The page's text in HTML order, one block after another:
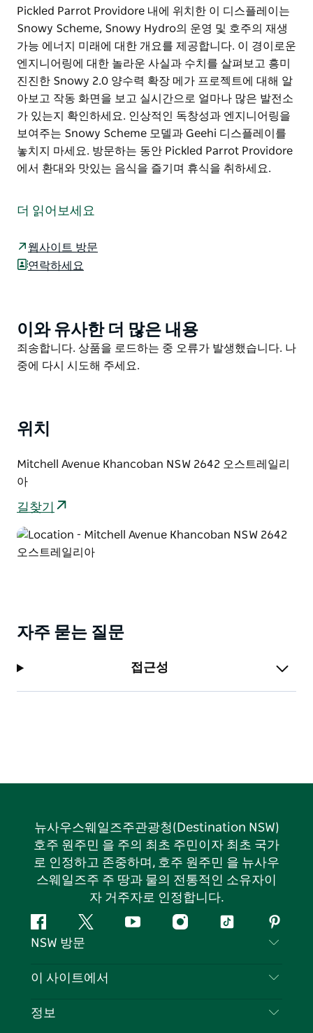
Pickled Parrot Providore 내에 위치한 이 디스플레이는
Snowy Scheme, Snowy Hydro의 운영 및 호주의 재생
가능 에너지 미래에 대한 개요를 제공합니다. 이 경이로운
엔지니어링에 대한 놀라운 사실과 수치를 살펴보고 흥미
진진한 Snowy 2.0 양수력 확장 메가 프로젝트에 대해 알
아보고 작동 화면을 보고 실시간으로 얼마나 많은 발전소
가 있는지 확인하세요. 인상적인 독창성과 엔지니어링을
보여주는 Snowy Scheme 모델과 Geehi 디스플레이를
놓치지 마세요. 방문하는 동안 Pickled Parrot Providore
에서 환대와 맛있는 음식을 즐기며 휴식을 취하세요.
Scheme의 자랑스러운 역사와 흥미진진한 미래를 알아
Snowy Scheme, Snowy Hydro의 운영 및 호주의 재생
가능 에너지 미래에 대한 개요를 제공합니다.
트에 대해 알아보고 작동 화면을 보고 실시간으로 얼마나
많은 발전소가 있는지 확인하세요. 인상적인 독창성과 엔
지니어링을 보여주는 Snowy Scheme 모델과 Geehi 디
식을 취하세요.
더 읽어보세요
웹사이트 방문
연락하세요
Product
List
이와 유사한 더 많은 내용
Product
List
죄송합니다. 상품을 로드하는 중 오류가 발생했습니다. 나
중에 다시 시도해 주세요.
위치
Mitchell Avenue Khancoban NSW 2642 오스트레일리
아
길찾기
자주 묻는 질문
접근성
뉴사우스웨일즈주관광청(Destination NSW)
호주 원주민 을 주의 최초 주민이자 최초 국가
로 인정하고 존중하며, 호주 원주민 을 뉴사우
스웨일즈주 주 땅과 물의 전통적인 소유자이
자 거주자로 인정합니다.
페
이
북
지
다
유
인
틱
핀
터
스
NSW 방문
문의하기
이 사이트에서
목적지
정보